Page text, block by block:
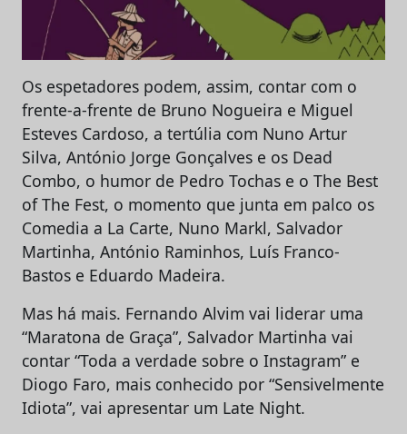
Os espetadores podem, assim, contar com o
frente-a-frente de Bruno Nogueira e Miguel
Esteves Cardoso, a tertúlia com Nuno Artur
Silva, António Jorge Gonçalves e os Dead
Combo, o humor de Pedro Tochas e o The Best
of The Fest, o momento que junta em palco os
Comedia a La Carte, Nuno Markl, Salvador
Martinha, António Raminhos, Luís Franco-
Bastos e Eduardo Madeira.
Mas há mais. Fernando Alvim vai liderar uma
“Maratona de Graça”, Salvador Martinha vai
contar “Toda a verdade sobre o Instagram” e
Diogo Faro, mais conhecido por “Sensivelmente
Idiota”, vai apresentar um Late Night.